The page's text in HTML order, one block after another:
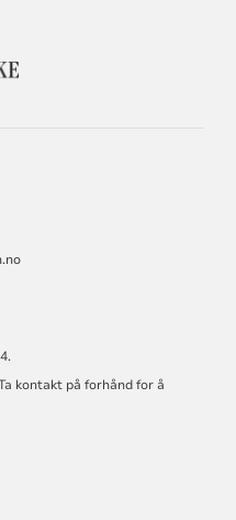
KONTAKTINFORMASJON
kontakt på forhånd for å